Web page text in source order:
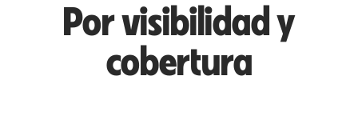
Por visibilidad y
cobertura